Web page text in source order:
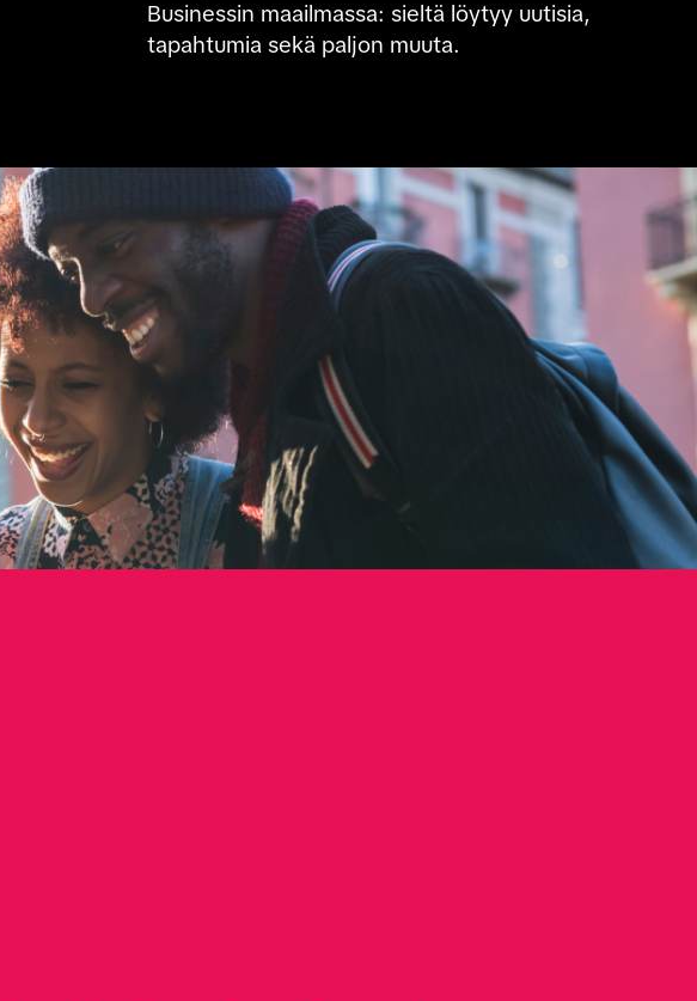
Businessin maailmassa: sieltä löytyy uutisia,
tapahtumia sekä paljon muuta.